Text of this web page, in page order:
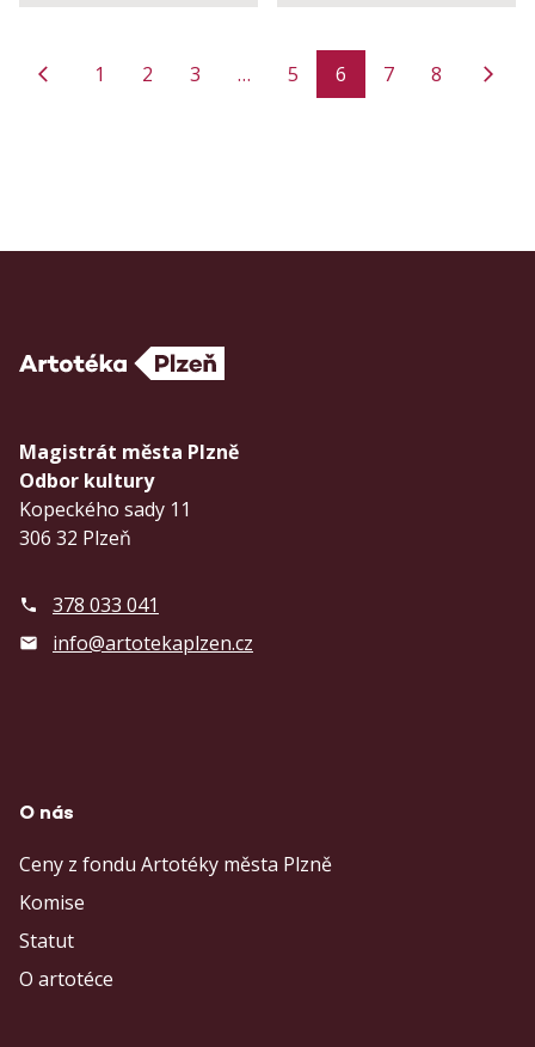
1 2 3 … 5 6 7 8
Magistrát města Plzně
Odbor kultury
Kopeckého sady 11
306 32 Plzeň
378 033 041
info@artotekaplzen.cz
O nás
Ceny z fondu Artotéky města Plzně
Komise
Statut
O artotéce